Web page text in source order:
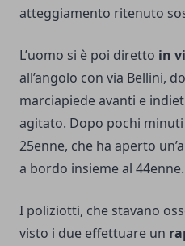
atteggiamento ritenuto
L’uomo si è poi diretto in
all’angolo con via Bellini,
marciapiede avanti e
agitato. Dopo pochi
25enne, che ha aperto
a bordo insieme al 44enne.
I poliziotti, che stavano
visto i due effettuare un